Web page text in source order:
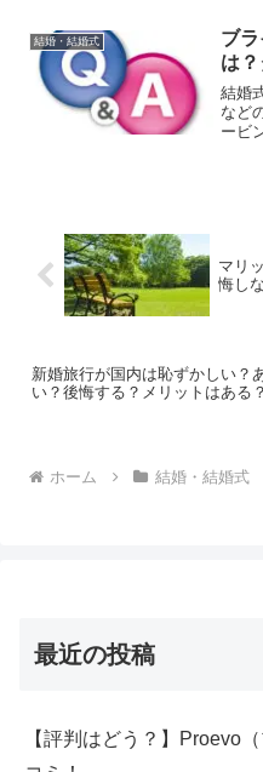
てい
その
結婚・結婚式
ブ
は
結婚
など
ービ
マリ
悔し
新婚旅行が国内は恥ずかしい？
い？後悔する？メリットはある？
ホーム 結婚・結婚式
最近の投稿
【評判はどう？】Proevo